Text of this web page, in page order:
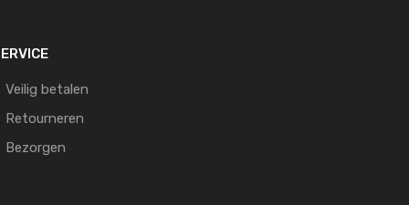
Veilig betalen
Retourneren
Bezorgen